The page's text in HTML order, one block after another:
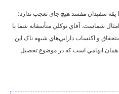
يقه سفيدان مفسد هيچ جاي تعجب ندارد؛
شماست. آقاي توکلي متأسفانه شما با
و اکتساب دارايي‌هاي شبهه ناک اين
همان ابهامي است که در موضوع تحصيل